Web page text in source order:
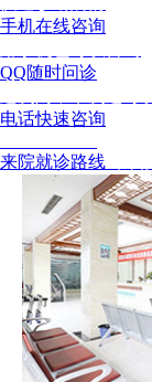
手机在线咨询
QQ随时问诊
电话快速咨询
来院就诊路线